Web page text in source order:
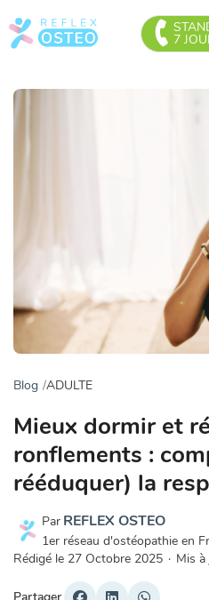
7
Blog ADULTE
Mieux dormir et
ronflements :
rééduquer) la
Par REFLEX OSTEO
1er réseau d'ostéopathie en
Rédigé le 27 Octobre 2025 · Mis